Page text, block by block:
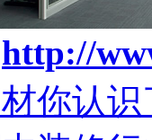
http://
你认